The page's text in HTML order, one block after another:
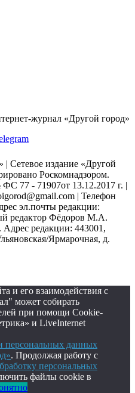
журнал «Другой город»
Сетевое издание «Другой
Роскомнадзором.
77 - 71907от 13.12.2017 г. |
| Телефон
эл.почты редакции:
редактор Фёдоров М.А.
редакции: 443001,
Ярмарочная, д.
и его взаимодействия с
может собирать
при помощи Cookie-
и LiveInternet
персональных данных
. Продолжая работу с
персональных
файлы cookie в